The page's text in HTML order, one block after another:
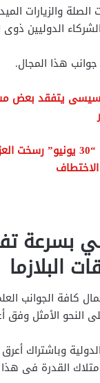
والزيارات
الدوليين ذوى
هذا المجال.
يتفقد بعض
إقرأ أيضا: السيسى: “30
بسرعة
البلازما
كافة الجوانب
النحو الأمثل وفق
وباشتراك أعرق
القدرة فى